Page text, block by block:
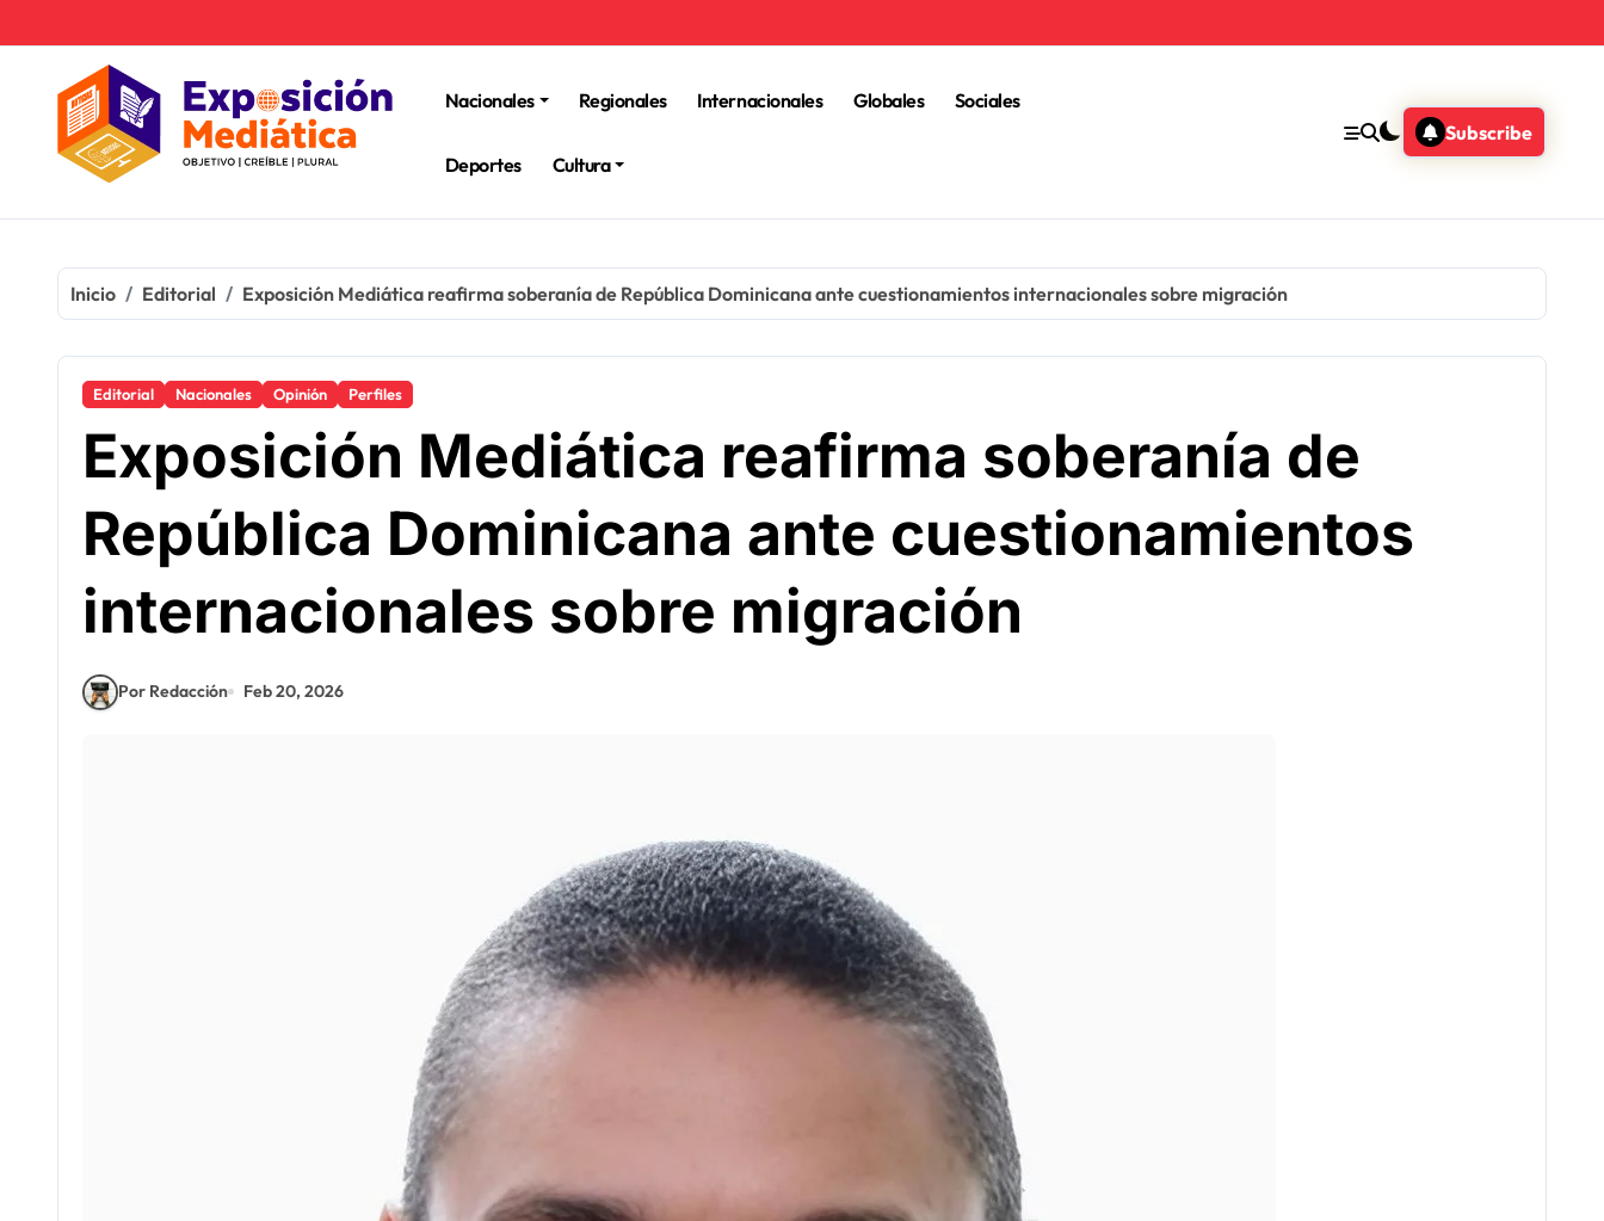
Nacionales
Regionales Internacionales Globales Sociales
Deportes Cultura
Subscribe
Inicio Editorial Exposición Mediática reafirma soberanía de República Dominicana ante cuestionamientos internacionales sobre migración
Editorial Nacionales Opinión Perfiles
Exposición Mediática reafirma soberanía de
República Dominicana ante cuestionamientos
internacionales sobre migración
Por Redacción Feb 20, 2026